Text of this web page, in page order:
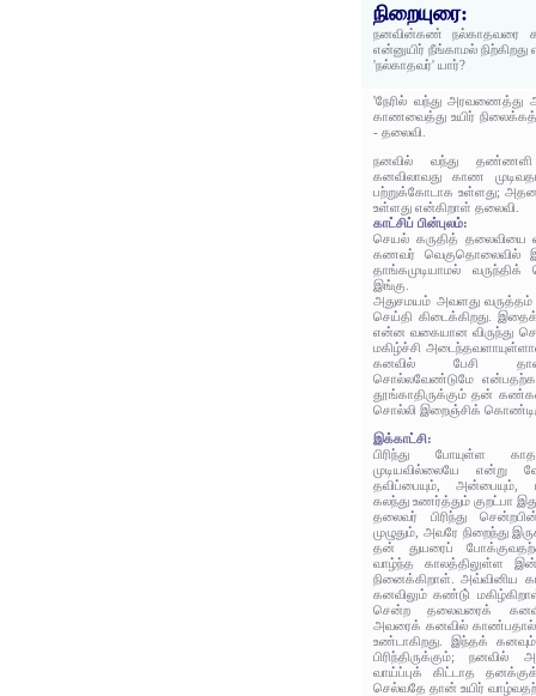
நிறையுரை:
நனவின்கண் நல்காதவரை
என்னுயிர் நீங்காமல்
'நல்காதவர்' யார்?
'நேரில் வந்து
காணவைத்து உயிர்
- தலைவி.
நனவில் வந்து
கனவிலாவது காண
பற்றுக்கோடாக உள்ளது;
உள்ளது என்கிறாள் தலைவி.
காட்சிப் பின்புலம்:
செயல் கருதித் தலைவியை
கணவர் வெகுதொலைவில்
தாங்கமுடியாமல்
இங்கு.
அதுசமயம் அவளது வருத்தம்
செய்தி கிடைக்கிறது.
என்ன வகையான விருந்து
மகிழ்ச்சி
கனவில் பேசி
சொல்லவேண்டுமே
தூங்காதிருக்கும் தன்
சொல்லி இறைஞ்சிக்
இக்காட்சி:
பிரிந்து போயுள்ள
முடியவில்லையே என்று
தவிப்பையும், அன்பையும்,
கலந்து உணர்த்தும் குறட்பா
தலைவர் பிரிந்து
முழுதும், அவரே நிறைந்து
தன் துயரைப்
வாழ்ந்த காலத்திலுள்ள
நினைக்கிறாள். அவ்வினிய
கனவிலும் கண்டு்
சென்ற தலைவரைக்
அவரைக் கனவில் காண்பதால்
உண்டாகிறது. இந்தக்
பிரிந்திருக்கும்;
வாய்ப்புக் கிட்டாத
செல்வதே தான் உயிர்